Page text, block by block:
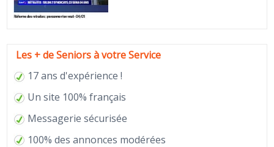
Les + de Seniors à votre Service
17 ans d'expérience !
Un site 100% français
Messagerie sécurisée
100% des annonces modérées